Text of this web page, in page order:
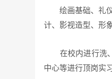
绘画基础、礼仪
计、影视造型、形
在校内进行洗、
中心等进行顶岗实习